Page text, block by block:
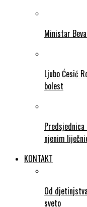
Ministar
Ljubo Ćesić
bolest
njenim
KONTAKT
Od
sveto